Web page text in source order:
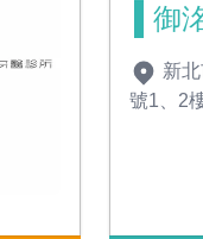
御
新
號1、2